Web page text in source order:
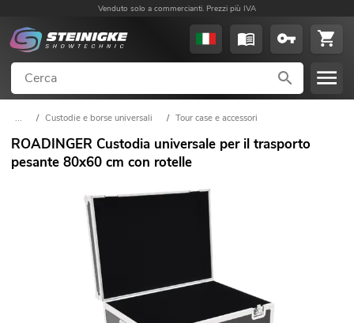
Venduto solo a commercianti. Prezzi più IVA
... / Custodie e borse universali / Tour case e accessori
ROADINGER Custodia universale per il trasporto
pesante 80x60 cm con rotelle